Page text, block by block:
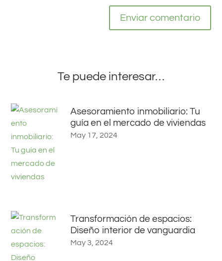
Enviar comentario
Te puede interesar…
Asesoramiento inmobiliario: Tu
guía en el mercado de viviendas
May 17, 2024
Transformación de espacios:
Diseño interior de vanguardia
May 3, 2024